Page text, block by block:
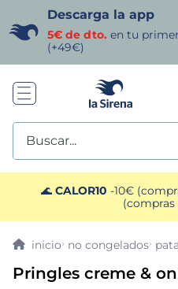
Descarga la app
5€ de dto. en tu
(+49€)
Buscar...
🌊 CALOR10 -10€
no congelados
Pringles creme &
TÉRMINOS MÁS BUSCADOS
1. helados sirena
gambas